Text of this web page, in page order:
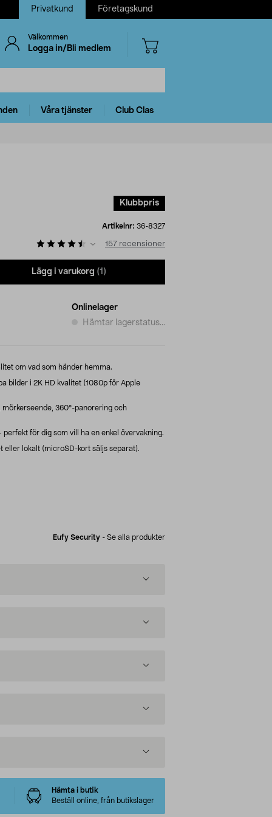
Privatkund Företagskund
Välkommen
Logga in/Bli medlem
Våra tjänster Club Clas
Klubbpris
Artikelnr: 36-8327
157 recensioner
Lägg i varukorg (1)
Onlinelager
Hämtar lagerstatus...
om vad som händer hemma.
bilder i 2K HD kvalitet (1080p för Apple
360°-panorering och
perfekt för dig som vill ha en enkel övervakning.
eller lokalt (microSD-kort säljs separat).
Eufy Security - Se alla produkter
Hämta i butik
Beställ online, från butikslager